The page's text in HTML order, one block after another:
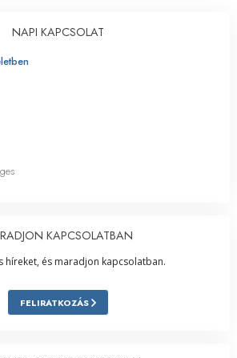
NAPI KAPCSOLAT
KAPCSOLATBAN
híreket, és maradjon kapcsolatban.
FELIRATKOZÁS